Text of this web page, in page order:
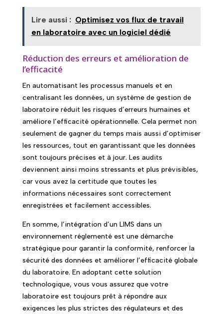
Lire aussi : Optimisez vos flux de travail
en laboratoire avec un logiciel dédié
Réduction des erreurs et amélioration de
l’efficacité
En automatisant les processus manuels et en
centralisant les données, un système de gestion de
laboratoire réduit les risques d’erreurs humaines et
améliore l’efficacité opérationnelle. Cela permet non
seulement de gagner du temps mais aussi d’optimiser
les ressources, tout en garantissant que les données
sont toujours précises et à jour. Les audits
deviennent ainsi moins stressants et plus prévisibles,
car vous avez la certitude que toutes les
informations nécessaires sont correctement
enregistrées et facilement accessibles.
En somme, l’intégration d’un LIMS dans un
environnement réglementé est une démarche
stratégique pour garantir la conformité, renforcer la
sécurité des données et améliorer l’efficacité globale
du laboratoire. En adoptant cette solution
technologique, vous vous assurez que votre
laboratoire est toujours prêt à répondre aux
exigences les plus strictes des régulateurs et des